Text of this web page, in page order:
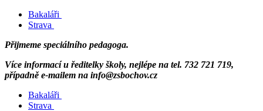
Bakaláři
Strava
Přijmeme speciálního pedagoga.
Více informací u ředitelky školy, nejlépe na tel. 732 721 719,
případně e-mailem na info@zsbochov.cz
Bakaláři
Strava